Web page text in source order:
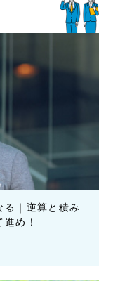
る｜逆算と積み
め！